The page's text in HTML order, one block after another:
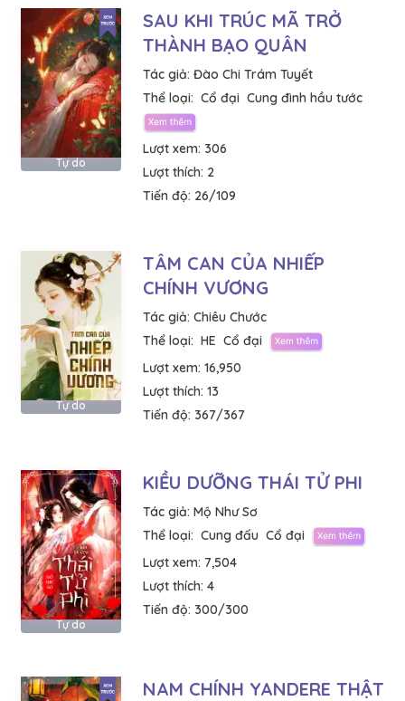
Tự do
SAU KHI TRÚC MÃ TRỞ
THÀNH BẠO QUÂN
Tác giả: Đào Chi Trám Tuyết
Thể loại: Cổ đại Cung đình hầu tước
Lượt xem: 306
Lượt thích: 2
Tiến độ: 26/109
Tự do
TÂM CAN CỦA NHIẾP
CHÍNH VƯƠNG
Tác giả: Chiêu Chước
Thể loại: HE Cổ đại
Lượt xem: 16,950
Lượt thích: 13
Tiến độ: 367/367
Tự do
KIỀU DƯỠNG THÁI TỬ PHI
Tác giả: Mộ Như Sơ
Thể loại: Cung đấu Cổ đại
Lượt xem: 7,504
Lượt thích: 4
Tiến độ: 300/300
NAM CHÍNH YANDERE THẬT